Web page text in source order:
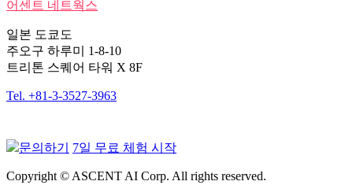
어센트 네트웍스
일본 도쿄도
주오구 하루미 1-8-10
트리톤 스퀘어 타워 X 8F
Tel. +81-3-3527-3963
문의하기 7일 무료 체험 시작
Copyright © ASCENT AI Corp. All rights reserved.